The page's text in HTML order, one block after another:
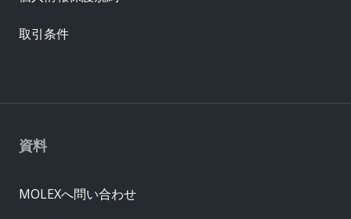
資料
MOLEXへ問い合わせ
取引条件